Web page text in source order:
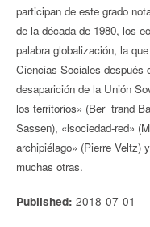
participan de este grado
de la década de 1980, los
palabra globalización, la
Ciencias Sociales después
desaparición de la Unión
los territorios» (Ber¬trand
Sassen), «lsociedad-red»
archipiélago» (Pierre Veltz)
muchas otras.
Published: 2018-07-01